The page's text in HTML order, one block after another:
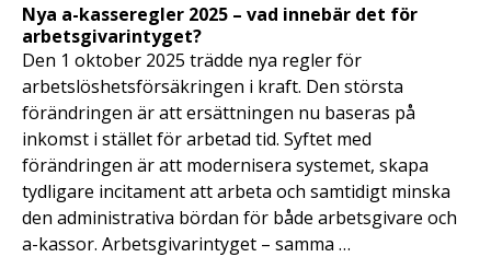
Nya a-kasseregler 2025 – vad innebär det för
arbetsgivarintyget?
Den 1 oktober 2025 trädde nya regler för
arbetslöshetsförsäkringen i kraft. Den största
förändringen är att ersättningen nu baseras på
inkomst i stället för arbetad tid. Syftet med
förändringen är att modernisera systemet, skapa
tydligare incitament att arbeta och samtidigt minska
den administrativa bördan för både arbetsgivare och
a-kassor. Arbetsgivarintyget – samma …